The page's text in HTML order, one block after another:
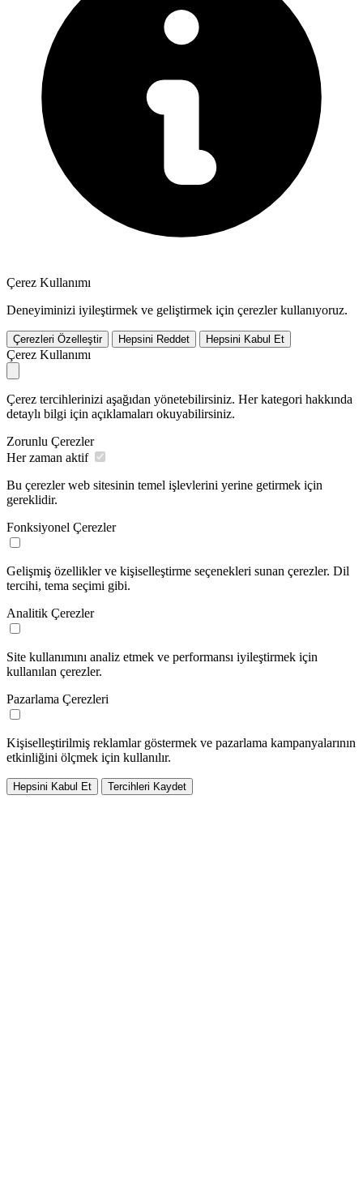
Çerez Kullanımı
Deneyiminizi iyileştirmek ve geliştirmek için çerezler kullanıyoruz.
Çerezleri Özelleştir Hepsini Reddet Hepsini Kabul Et
Çerez Kullanımı
Çerez tercihlerinizi aşağıdan yönetebilirsiniz. Her kategori hakkında
detaylı bilgi için açıklamaları okuyabilirsiniz.
Zorunlu Çerezler
Her zaman aktif
Bu çerezler web sitesinin temel işlevlerini yerine getirmek için
gereklidir.
Fonksiyonel Çerezler
Gelişmiş özellikler ve kişiselleştirme seçenekleri sunan çerezler. Dil
tercihi, tema seçimi gibi.
Analitik Çerezler
Site kullanımını analiz etmek ve performansı iyileştirmek için
kullanılan çerezler.
Pazarlama Çerezleri
Kişiselleştirilmiş reklamlar göstermek ve pazarlama kampanyalarının
etkinliğini ölçmek için kullanılır.
Hepsini Kabul Et Tercihleri Kaydet